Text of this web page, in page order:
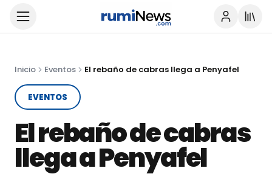
Inicio Eventos El rebaño de cabras llega a Penyafel
EVENTOS
El rebaño de cabras
llega a Penyafel